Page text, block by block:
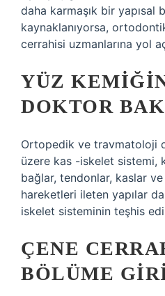
daha karmaşık bir yapısal
kaynaklanıyorsa,
cerrahisi uzmanlarına yol
YÜZ
DOKTOR
Ortopedik ve travmatoloji
üzere kas -iskelet sistemi,
bağlar, tendonlar, kaslar
hareketleri ileten yapılar
iskelet sisteminin teşhis
ÇENE
BÖLÜME